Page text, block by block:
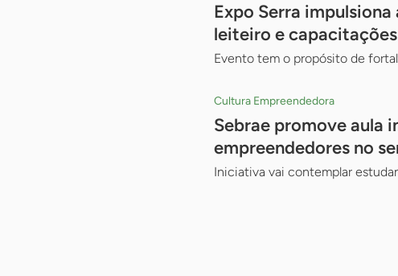
Expo Serra
leiteiro e
Evento tem o propósito de
Cultura Empreendedora
Sebrae promove aula
empreendedores no
Iniciativa vai contemplar